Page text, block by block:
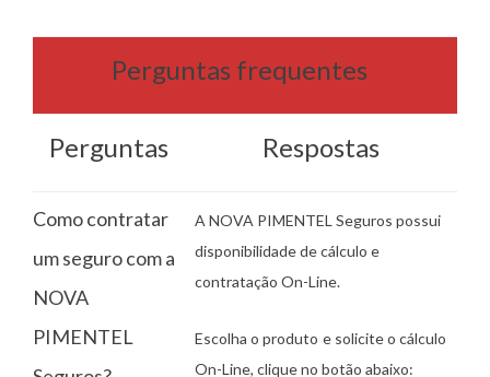
Perguntas frequentes
Perguntas Respostas
Como contratar
um seguro com a
NOVA
PIMENTEL
A NOVA PIMENTEL Seguros possui
disponibilidade de cálculo e
contratação On-Line.
Escolha o produto e solicite o cálculo
On-Line, clique no botão abaixo: